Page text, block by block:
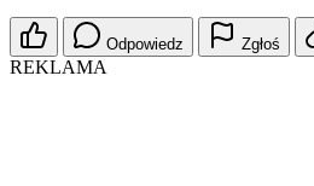
Odpowiedz Zgłoś
REKLAMA